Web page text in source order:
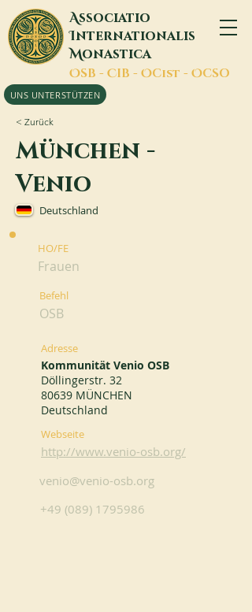
Associatio
Internationalis
Monastica
OSB - CIB - OCist - OCSO
UNS UNTERSTÜTZEN
< Zurück
München -
Venio
Deutschland
HO/FE
Frauen
Befehl
OSB
Adresse
Kommunität Venio OSB
Döllingerstr. 32
80639 MÜNCHEN
Deutschland
Webseite
http://www.venio-osb.org/
venio@venio-osb.org
+49 (089) 1795986